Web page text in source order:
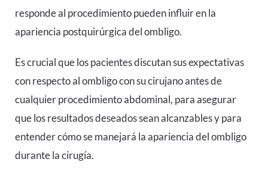
responde al procedimiento pueden influir en la
apariencia postquirúrgica del ombligo.
Es crucial que los pacientes discutan sus expectativas
con respecto al ombligo con su cirujano antes de
cualquier procedimiento abdominal, para asegurar
que los resultados deseados sean alcanzables y para
entender cómo se manejará la apariencia del ombligo
durante la cirugía.